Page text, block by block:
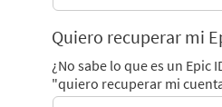
Quiero recuperar mi
¿No sabe lo que es un Epic
"quiero recuperar mi